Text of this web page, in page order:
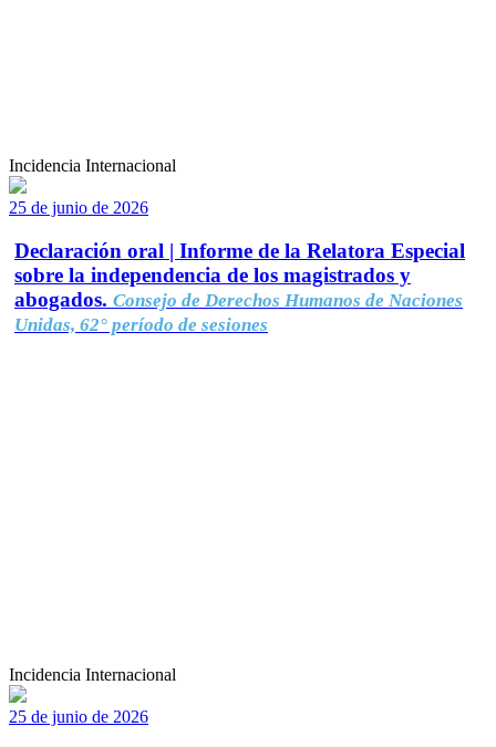
Incidencia Internacional
25 de junio de 2026
Declaración oral | Informe de la Relatora Especial
sobre la independencia de los magistrados y
abogados. Consejo de Derechos Humanos de Naciones
Unidas, 62° período de sesiones
Incidencia Internacional
25 de junio de 2026